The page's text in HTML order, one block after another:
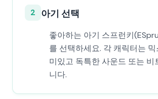
2 아기 선택
좋아하는 아기 스프런키
를 선택하세요. 각 캐릭터는
미있고 독특한 사운드 또는 비
니다.